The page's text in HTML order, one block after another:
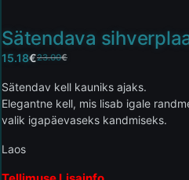
Sätendava
23.00€
15.18€
Sätendav kell kauniks ajaks.
Elegantne kell, mis lisab igale
valik igapäevaseks kandmiseks.
Laos